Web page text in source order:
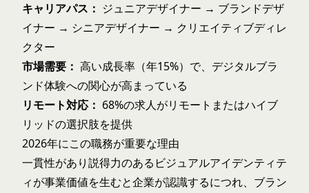
キャリアパス： ジュニアデザイナー → ブランドデザ
イナー → シニアデザイナー → クリエイティブディレ
クター
市場需要： 高い成長率（年15%）で、デジタルブラ
ンド体験への関心が高まっている
リモート対応： 68%の求人がリモートまたはハイブ
リッドの選択肢を提供
2026年にこの職務が重要な理由
一貫性があり説得力のあるビジュアルアイデンティテ
ィが事業価値を生むと企業が認識するにつれ、ブラン